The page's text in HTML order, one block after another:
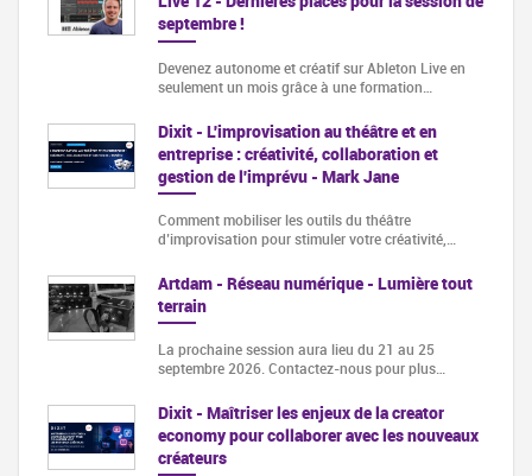
septembre !
Devenez autonome et créatif sur Ableton Live en
seulement un mois grâce à une formation…
Dixit - L'improvisation au théâtre et en
entreprise : créativité, collaboration et
gestion de l'imprévu - Mark Jane
Comment mobiliser les outils du théâtre
d’improvisation pour stimuler votre créativité,…
Artdam - Réseau numérique - Lumière tout
terrain
La prochaine session aura lieu du 21 au 25
septembre 2026. Contactez-nous pour plus…
Dixit - Maîtriser les enjeux de la creator
economy pour collaborer avec les nouveaux
créateurs